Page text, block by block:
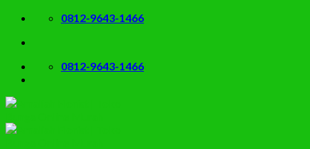
Skip
content
0812-9643-1466
0812-9643-1466